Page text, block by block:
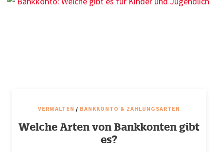
VERWALTEN / BANKKONTO & ZAHLUNGSARTEN
Welche Arten von Bankkonten gibt
es?